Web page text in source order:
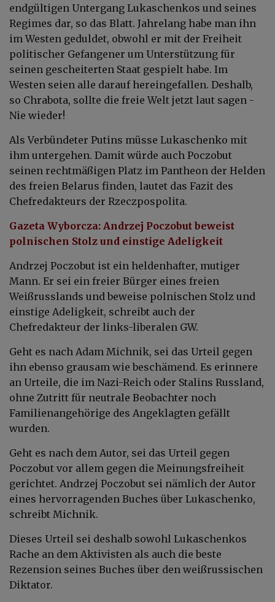
endgültigen Untergang Lukaschenkos und seines
Regimes dar, so das Blatt. Jahrelang habe man ihn
im Westen geduldet, obwohl er mit der Freiheit
politischer Gefangener um Unterstützung für
seinen gescheiterten Staat gespielt habe. Im
Westen seien alle darauf hereingefallen. Deshalb,
so Chrabota, sollte die freie Welt jetzt laut sagen -
Nie wieder!
Als Verbündeter Putins müsse Lukaschenko mit
ihm untergehen. Damit würde auch Poczobut
seinen rechtmäßigen Platz im Pantheon der Helden
des freien Belarus finden, lautet das Fazit des
Chefredakteurs der Rzeczpospolita.
Gazeta Wyborcza: Andrzej Poczobut beweist
polnischen Stolz und einstige Adeligkeit
Andrzej Poczobut ist ein heldenhafter, mutiger
Mann. Er sei ein freier Bürger eines freien
Weißrusslands und beweise polnischen Stolz und
einstige Adeligkeit, schreibt auch der
Chefredakteur der links-liberalen GW.
Geht es nach Adam Michnik, sei das Urteil gegen
ihn ebenso grausam wie beschämend. Es erinnere
an Urteile, die im Nazi-Reich oder Stalins Russland,
ohne Zutritt für neutrale Beobachter noch
Familienangehörige des Angeklagten gefällt
wurden.
Geht es nach dem Autor, sei das Urteil gegen
Poczobut vor allem gegen die Meinungsfreiheit
gerichtet. Andrzej Poczobut sei nämlich der Autor
eines hervorragenden Buches über Lukaschenko,
schreibt Michnik.
Dieses Urteil sei deshalb sowohl Lukaschenkos
Rache an dem Aktivisten als auch die beste
Rezension seines Buches über den weißrussischen
Diktator.